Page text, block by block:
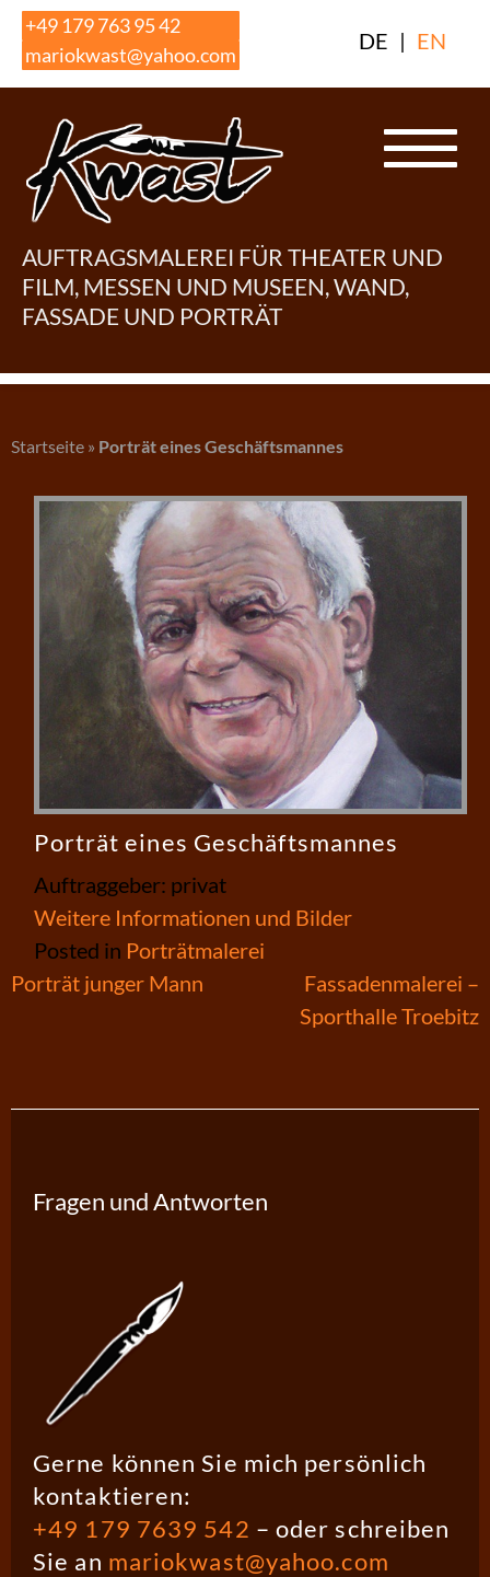
Skip
content
+49 179 763 95 42
mariokwast@yahoo.com
DE | EN
AUFTRAGSMALEREI FÜR THEATER UND
FILM, MESSEN UND MUSEEN, WAND,
FASSADE UND PORTRÄT
Startseite » Porträt eines Geschäftsmannes
Porträt eines Geschäftsmannes
Auftraggeber: privat
Weitere Informationen und Bilder
Posted in Porträtmalerei
Beitragsnavigation
Porträt junger Mann
Fassadenmalerei –
Sporthalle Troebitz
Fragen und Antworten
Gerne können Sie mich persönlich
kontaktieren:
+49 179 7639 542 – oder schreiben
Sie an mariokwast@yahoo.com